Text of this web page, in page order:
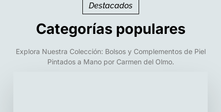
Destacados
Categorías populares
Explora Nuestra Colección: Bolsos y Complementos de Piel
Pintados a Mano por Carmen del Olmo.